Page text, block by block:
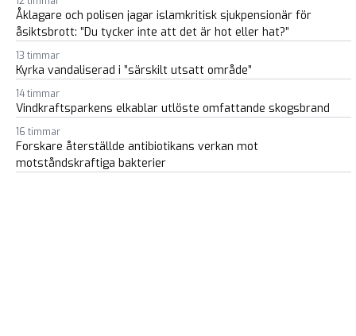
Åklagare och polisen jagar islamkritisk sjukpensionär för
åsiktsbrott: ”Du tycker inte att det är hot eller hat?”
13 timmar
Kyrka vandaliserad i ”särskilt utsatt område”
14 timmar
Vindkraftsparkens elkablar utlöste omfattande skogsbrand
16 timmar
Forskare återställde antibiotikans verkan mot
motståndskraftiga bakterier